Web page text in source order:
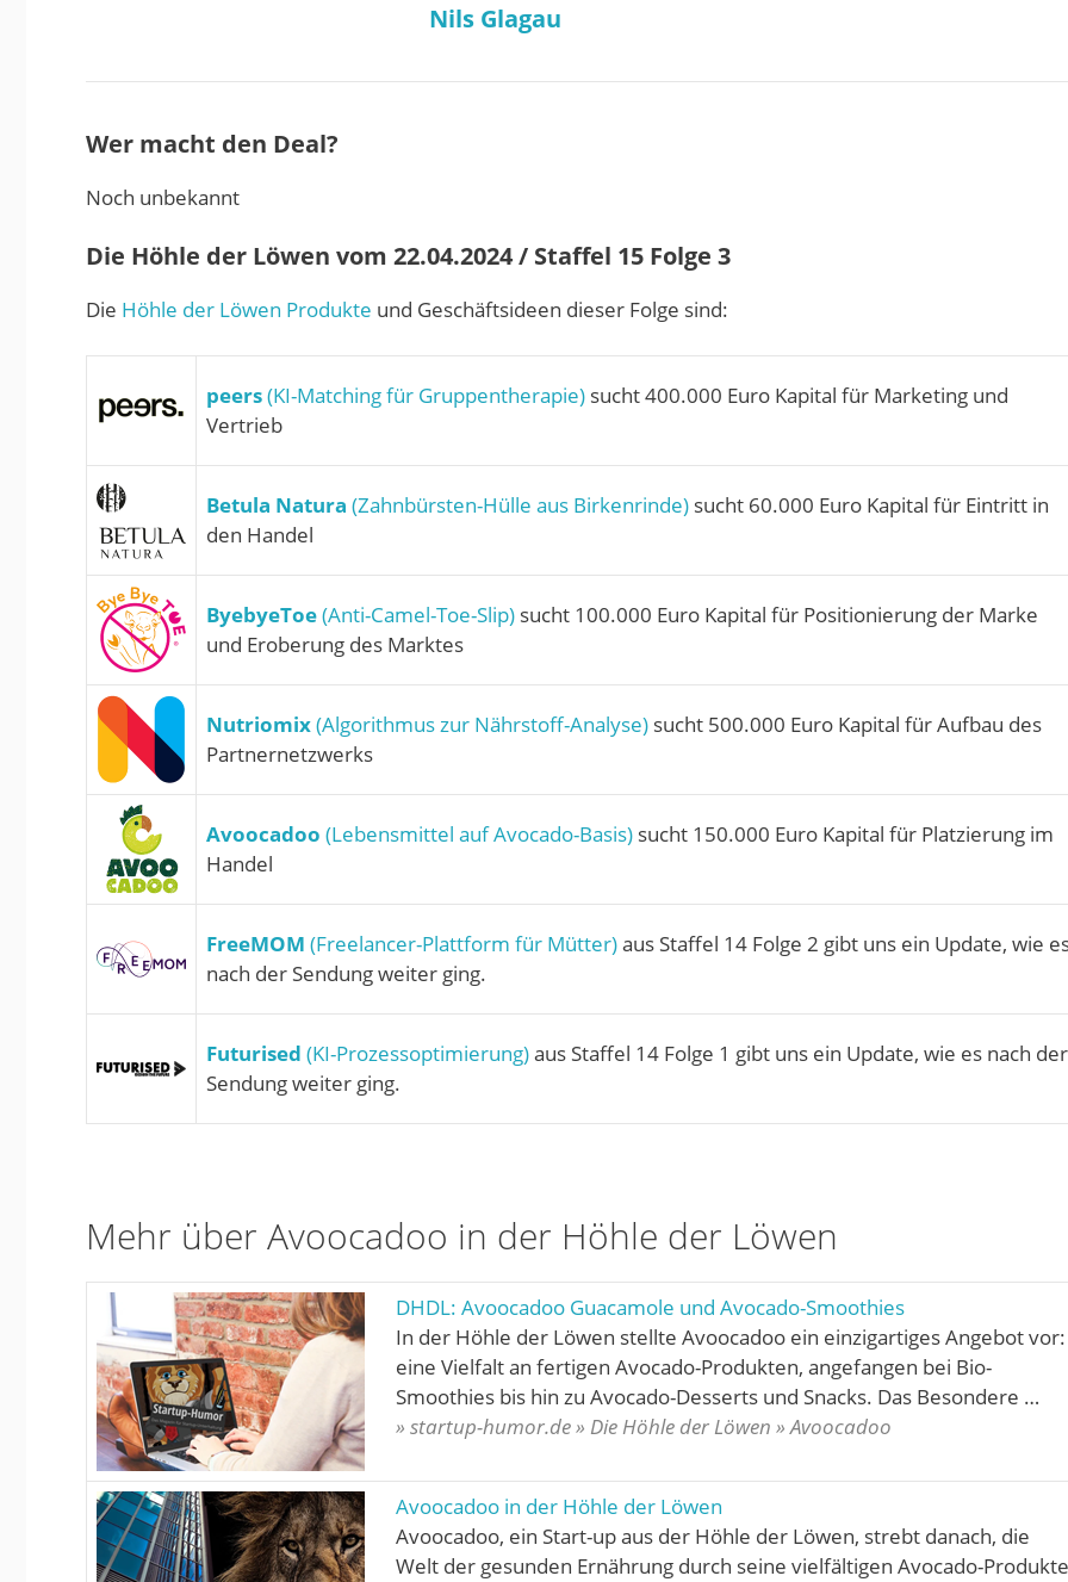
Nils Glagau
Wer macht den Deal?
Noch unbekannt
Die Höhle der Löwen vom 22.04.2024 / Staffel 15 Folge 3
Die Höhle der Löwen Produkte und Geschäftsideen dieser Folge sind:
peers(KI-Matching für Gruppentherapie) sucht 400.000 Euro Kapital für Marketing und
Vertrieb
Betula Natura (Zahnbürsten-Hülle aus Birkenrinde) sucht 60.000 Euro Kapital für Eintritt in
den Handel
ByebyeToe(Anti-Camel-Toe-Slip) sucht 100.000 Euro Kapital für Positionierung der Marke
und Eroberung des Marktes
Nutriomix(Algorithmus zur Nährstoff-Analyse) sucht 500.000 Euro Kapital für Aufbau des
Partnernetzwerks
Avoocadoo (Lebensmittel auf Avocado-Basis) sucht 150.000 Euro Kapital für Platzierung im
Handel
FreeMOM (Freelancer-Plattform für Mütter)aus Staffel 14 Folge 2 gibt uns ein Update, wie
nach der Sendung weiter ging.
Futurised (KI-Prozessoptimierung)aus Staffel 14 Folge 1 gibt uns ein Update, wie es nach der
Sendung weiter ging.
Mehr über Avoocadoo in der Höhle der Löwen
DHDL: Avoocadoo Guacamole und Avocado-Smoothies
In der Höhle der Löwen stellte Avoocadoo ein einzigartiges Angebot vor:
eine Vielfalt an fertigen Avocado-Produkten, angefangen bei Bio-
Smoothies bis hin zu Avocado-Desserts und Snacks. Das Besondere …
» startup-humor.de » Die Höhle der Löwen » Avoocadoo
Avoocadoo in der Höhle der Löwen
Avoocadoo, ein Start-up aus der Höhle der Löwen, strebt danach, die
Welt der gesunden Ernährung durch seine vielfältigen Avocado-Produkte